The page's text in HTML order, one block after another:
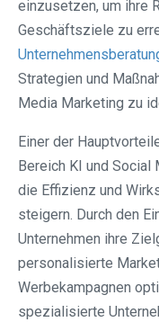
einzusetzen, um ihre
Geschäftsziele zu
Strategien und
Media Marketing zu
Einer der
Bereich KI und
die Effizienz und
steigern. Durch den
Unternehmen ihre
personalisierte
Werbekampagnen
spezialisierte